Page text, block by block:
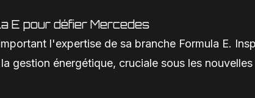
E pour défier Mercedes
l'expertise de sa branche Formula E.
gestion énergétique, cruciale sous les nouvelles